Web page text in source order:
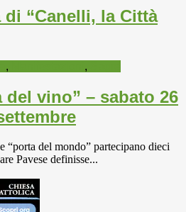
“Canelli, la Città
, ,
del vino” – sabato 26
“porta del mondo” partecipano dieci
Pavese definisse...